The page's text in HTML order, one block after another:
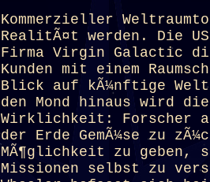
Kommerzieller
RealitÃ¤t werden. Die
Firma Virgin Galactic
Kunden mit einem
Blick auf kÃ¼nftige
den Mond hinaus wird
Wirklichkeit: Forscher
der Erde GemÃ¼se zu
MÃ¶glichkeit zu
Missionen selbst zu